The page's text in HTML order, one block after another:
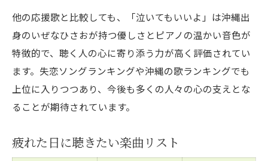
他の応援歌と比較しても、「泣いてもいいよ」は沖縄出
身のいぜなひさおが持つ優しさとピアノの温かい音色が
特徴的で、聴く人の心に寄り添う力が高く評価されてい
ます。失恋ソングランキングや沖縄の歌ランキングでも
上位に入りつつあり、今後も多くの人々の心の支えとな
ることが期待されています。
疲れた日に聴きたい楽曲リスト